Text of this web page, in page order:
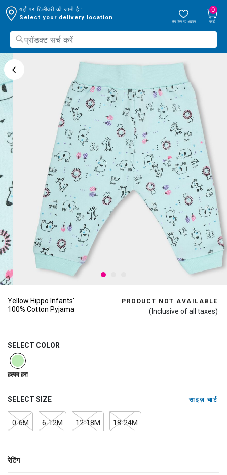
यहाँ पर डिलीवरी की जानी है :
Select your delivery location
सेव किए गए आइटम
0
कार्ट
Yellow Hippo Infants'
100% Cotton Pyjama
PRODUCT NOT AVAILABLE
(Inclusive of all taxes)
SELECT COLOR
selected
हल्का हरा
SELECT SIZE साइज़ चार्ट
0-6M 6-12M 12-18M 18-24M
रेटिंग